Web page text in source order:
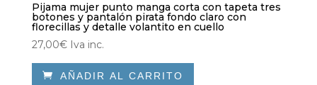
Pijama mujer punto manga corta con tapeta tres
botones y pantalón pirata fondo claro con
florecillas y detalle volantito en cuello
27,00€ Iva inc.
 AÑADIR AL CARRITO